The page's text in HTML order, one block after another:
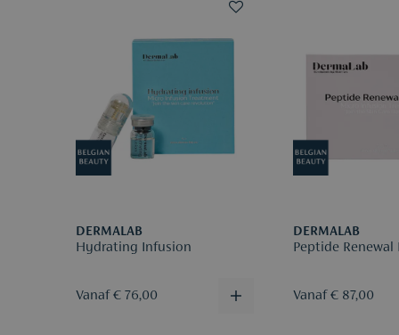
DERMALAB
Hydrating Infusion
Vanaf € 76,00
DERMALAB
Peptide Renewal
Vanaf € 87,00